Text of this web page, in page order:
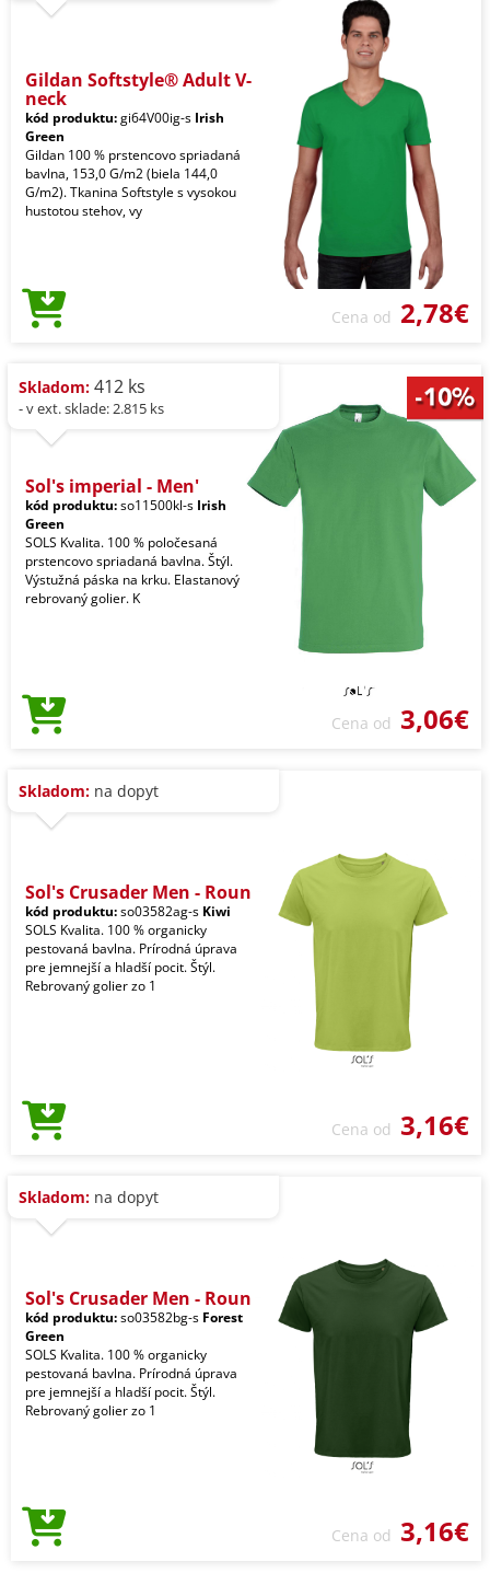
Gildan Softstyle® Adult V-
neck
kód produktu:gi64V00ig-s Irish
Green
Gildan 100 % prstencovo spriadaná
bavlna, 153,0 G/m2 (biela 144,0
G/m2). Tkanina Softstyle s vysokou
hustotou stehov, vy
Cena od 2,78€
Skladom: 412 ks
- v ext. sklade: 2.815 ks
Sol's imperial - Men'
kód produktu:so11500kl-s Irish
Green
SOLS Kvalita. 100 % poločesaná
prstencovo spriadaná bavlna. Štýl.
Výstužná páska na krku. Elastanový
rebrovaný golier. K
Cena od 3,06€
Skladom: na dopyt
Sol's Crusader Men - Roun
kód produktu:so03582ag-s Kiwi
SOLS Kvalita. 100 % organicky
pestovaná bavlna. Prírodná úprava
pre jemnejší a hladší pocit. Štýl.
Rebrovaný golier zo 1
Cena od 3,16€
Skladom: na dopyt
Sol's Crusader Men - Roun
kód produktu:so03582bg-s Forest
Green
SOLS Kvalita. 100 % organicky
pestovaná bavlna. Prírodná úprava
pre jemnejší a hladší pocit. Štýl.
Rebrovaný golier zo 1
Cena od 3,16€